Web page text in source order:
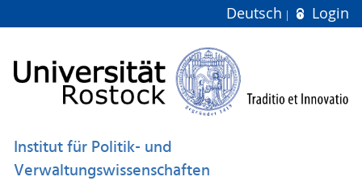
Deutsch Login
Institut für Politik- und
Verwaltungswissenschaften